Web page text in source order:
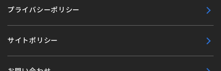
プライバシーポリシー
サイトポリシー